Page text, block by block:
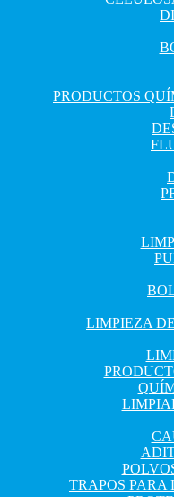
PRODUCTOS
LIMPIEZA
TRAPOS